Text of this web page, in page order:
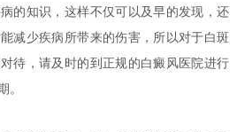
的知识，这样不仅可以及早的发现，还
减少疾病所带来的伤害，所以对于白斑
待，请及时的到正规的白癜风医院进行
。